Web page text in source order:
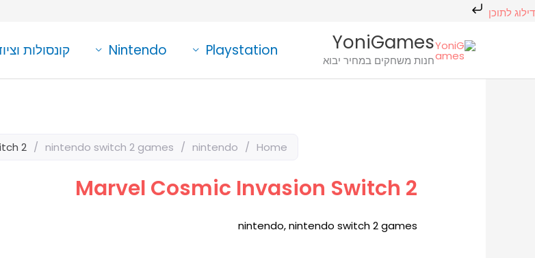
דילוג לתוכן
דילוג
YoniGames
חנות משחקים במחיר יבוא
Playstation
Nintendo קונסולות
Home
/
nintendo
/
nintendo switch 2 games
/
2
Marvel Cosmic Invasion Switch 2
nintendo,nintendo switch 2 games
מוצר